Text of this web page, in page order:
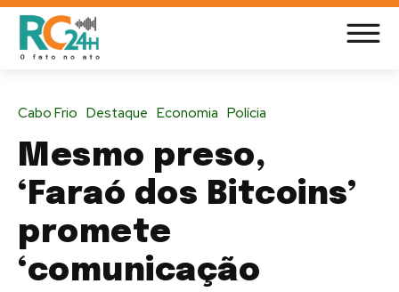
Cabo Frio Destaque Economia Polícia
Mesmo preso,
‘Faraó dos Bitcoins’
promete
‘comunicação